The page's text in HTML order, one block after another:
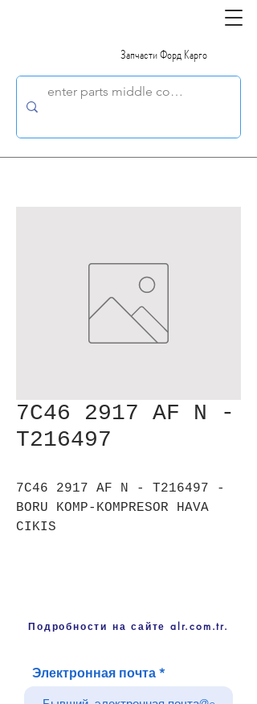
Запчасти Форд Карго
7C46 2917 AF N -
T216497
7C46 2917 AF N - T216497 -
BORU KOMP-KOMPRESOR HAVA
CIKIS
Подробности на сайте alr.com.tr.
Электронная почта